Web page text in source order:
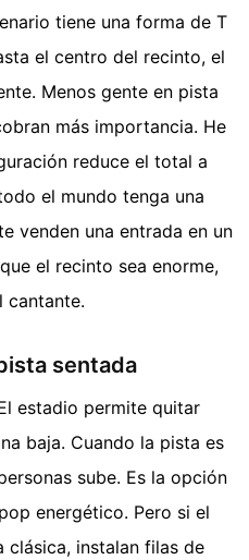
tiene una forma de T
el centro del recinto, el
Menos gente en pista
más importancia. He
reduce el total a
el mundo tenga una
venden una entrada en un
el recinto sea enorme,
cantante.
sentada
estadio permite quitar
baja. Cuando la pista es
sube. Es la opción
energético. Pero si el
clásica, instalan filas de